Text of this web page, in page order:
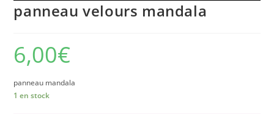
panneau velours mandala
6,00€
panneau mandala
1 en stock